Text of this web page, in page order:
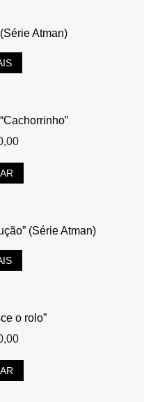
Atman)
(Série Atman)
o rolo”